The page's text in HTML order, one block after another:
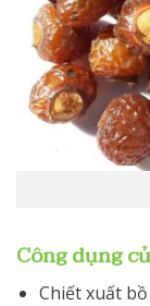
Công dụng
Chiết xuất